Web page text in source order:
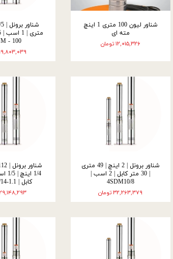
شناور لیون 100 متری 1 اینچ
مته ای
۱۲,۰۱۵,۳۲۶ تومان
- 100
۱۹,۸۰۳,۰۳۹
شناور برونل | 2 اینچ | 49 متری
| 30 متر کابل | 2 اسب |
4SDM10/8
۳۲,۲۶۳,۳۷۹ تومان
کابل | 4SDM4/14-1.1
۲۹,۱۴۸,۲۹۳